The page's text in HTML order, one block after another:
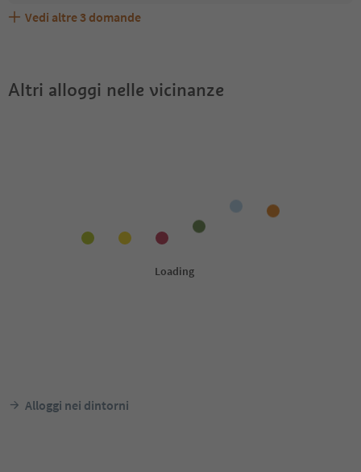
Garni-Hotel Nachtigall accetta animali domestici?
Quali servizi/attività sono disponibili presso Garni-Hotel
Gli ospiti di Garni-Hotel Nachtigall ricevono l'Alto Adige
Vedi altre 3 domande
Altri alloggi nelle vicinanze
Alloggi nei dintorni